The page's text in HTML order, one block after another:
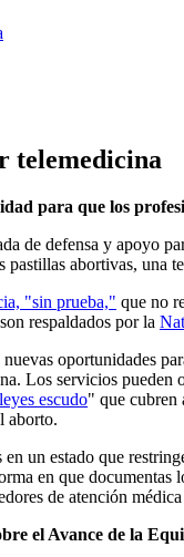
telemedicina
para que los
de defensa y apoyo
pastillas abortivas,
"sin prueba," que no
respaldados por la
oportunidades
Los servicios
leyes escudo" que cubren
aborto.
un estado que
en que
de atención
el Avance de la